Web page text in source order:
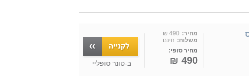
מחיר: 490 ₪
משלוח: חינם
מחיר סופי:
490 ₪ ב-טונר סופליי